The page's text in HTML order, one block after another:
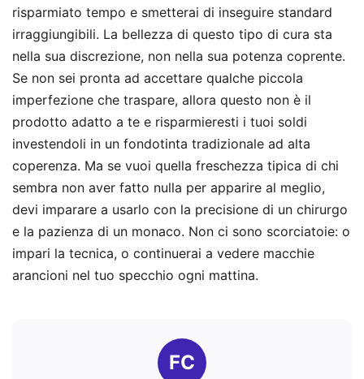
risparmiato tempo e smetterai di inseguire standard
irraggiungibili. La bellezza di questo tipo di cura sta
nella sua discrezione, non nella sua potenza coprente.
Se non sei pronta ad accettare qualche piccola
imperfezione che traspare, allora questo non è il
prodotto adatto a te e risparmieresti i tuoi soldi
investendoli in un fondotinta tradizionale ad alta
coperenza. Ma se vuoi quella freschezza tipica di chi
sembra non aver fatto nulla per apparire al meglio,
devi imparare a usarlo con la precisione di un chirurgo
e la pazienza di un monaco. Non ci sono scorciatoie: o
impari la tecnica, o continuerai a vedere macchie
arancioni nel tuo specchio ogni mattina.
FC